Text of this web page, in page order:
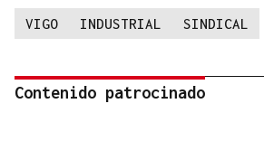
VIGO INDUSTRIAL SINDICAL
Contenido patrocinado